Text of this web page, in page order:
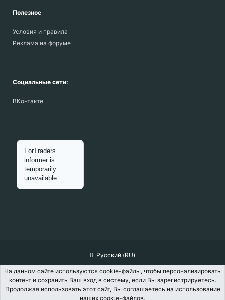
Полезное
Условия и правила
Реклама на форуме
Социальные сети:
ВКонтакте
Русский (RU)
Обратная связь
Условия и правила
Политика конфиденциальности
Помощь Главная
S
На данном сайте используются cookie-файлы, чтобы персонализировать
контент и сохранить Ваш вход в систему, если Вы зарегистрируетесь.
Продолжая использовать этот сайт, Вы соглашаетесь на использование
наших cookie-файлов.